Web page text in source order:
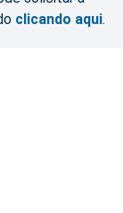
clicando aqui.